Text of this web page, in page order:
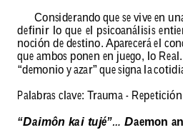
Considerando que se vive en
definir lo que el psicoanálisis
noción de destino. Aparecerá el
que ambos ponen en juego, lo Real.
“demonio y azar” que signa la
Palabras clave: Trauma -
“Daimôn kai tujé”... Daemon